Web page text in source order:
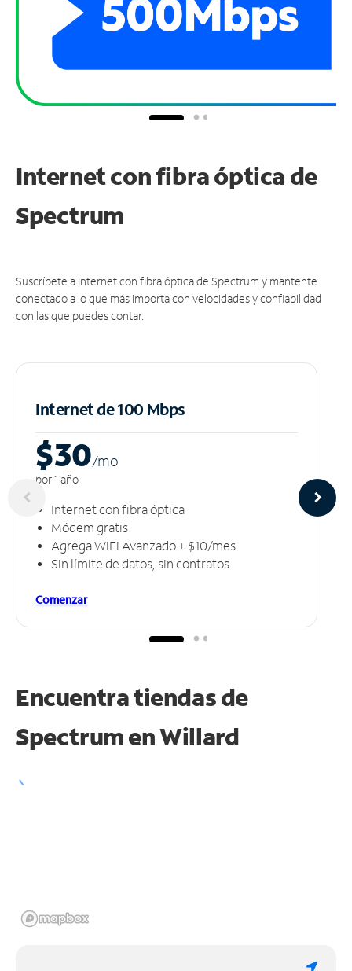
Internet con fibra óptica de
Spectrum
Suscríbete a Internet con fibra óptica de Spectrum y mantente
conectado a lo que más importa con velocidades y confiabilidad
con las que puedes contar.
Internet de 100 Mbps
$30/mo
por 1 año
Internet con fibra óptica
Módem gratis
Agrega WiFi Avanzado + $10/mes
Sin límite de datos, sin contratos
Comenzar
Encuentra tiendas de
Spectrum enWillard